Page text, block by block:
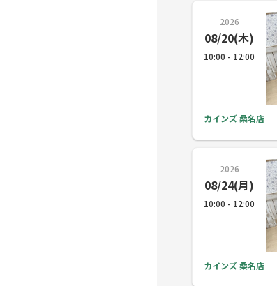
2026
08/20(木)
10:00 - 12:00
カインズ 桑名店
2026
08/24(月)
10:00 - 12:00
カインズ 桑名店